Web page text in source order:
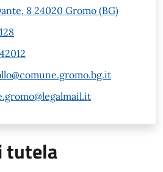
8 24020 Gromo (BG)
tutela